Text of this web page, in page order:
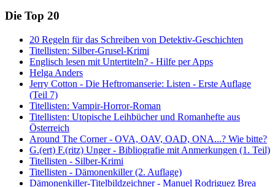
Die Top 20
20 Regeln für das Schreiben von Detektiv-Geschichten
Titellisten: Silber-Grusel-Krimi
Englisch lesen mit Untertiteln? - Hilfe per Apps
Helga Anders
Jerry Cotton - Die Heftromanserie: Listen - Erste Auflage
(Teil 7)
Titellisten: Vampir-Horror-Roman
Titellisten: Utopische Leihbücher und Romanhefte aus
Österreich
Around The Corner - OVA, OAV, OAD, ONA...? Wie bitte?
G.(ert) F.(ritz) Unger - Bibliografie mit Anmerkungen (1. Teil)
Titellisten - Silber-Krimi
Titellisten - Dämonenkiller (2. Auflage)
Dämonenkiller-Titelbildzeichner - Manuel Rodriguez Brea